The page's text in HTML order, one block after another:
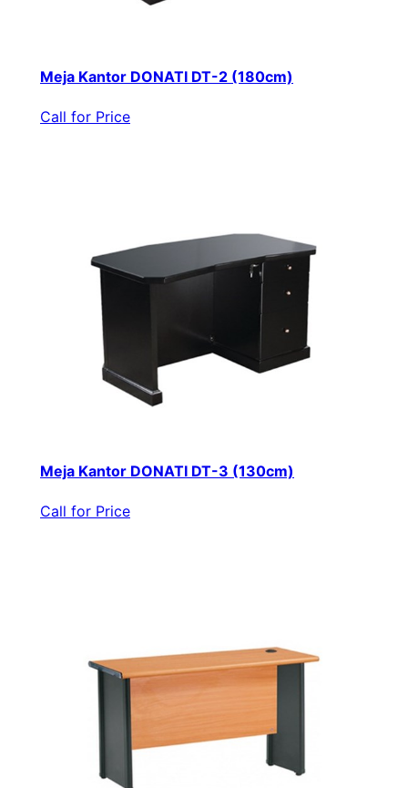
Meja Kantor DONATI DT-2 (180cm)
Call for Price
Meja Kantor DONATI DT-3 (130cm)
Call for Price